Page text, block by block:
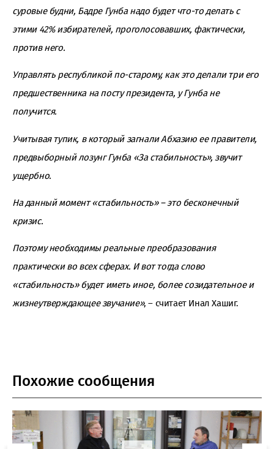
суровые будни, Бадре Гунба надо будет что-то делать с
этими 42% избирателей, проголосовавших, фактически,
против него.
Управлять республикой по-старому, как это делали три его
предшественника на посту президента, у Гунба не
получится.
Учитывая тупик, в который загнали Абхазию ее правители,
предвыборный лозунг Гунба «За стабильность», звучит
ущербно.
На данный момент «стабильность» – это бесконечный
кризис.
Поэтому необходимы реальные преобразования
практически во всех сферах. И вот тогда слово
«стабильность» будет иметь иное, более созидательное и
жизнеутверждающее звучание», – считает Инал Хашиг.
Похожие сообщения